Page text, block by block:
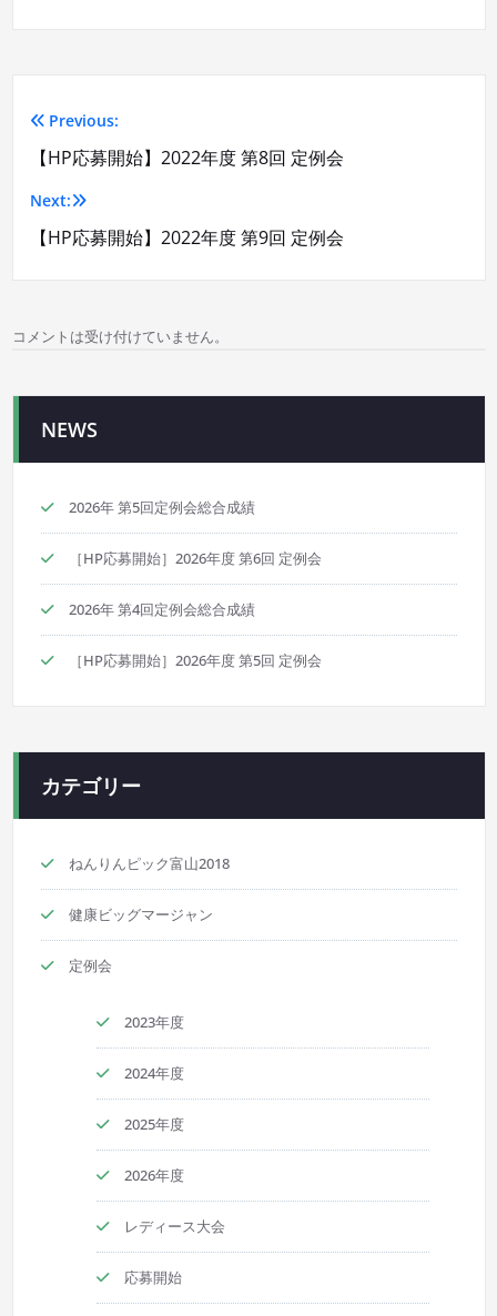
投
稿
ナ
ョ
ン
Previous:
【HP応募開始】2022年度 第8回 定例会
Next:
【HP応募開始】2022年度 第9回 定例会
コメントは受け付けていません。
NEWS
2026年 第5回定例会総合成績
［HP応募開始］2026年度 第6回 定例会
2026年 第4回定例会総合成績
［HP応募開始］2026年度 第5回 定例会
カテゴリー
ねんりんピック富山2018
健康ビッグマージャン
定例会
2023年度
2024年度
2025年度
2026年度
レディース大会
応募開始